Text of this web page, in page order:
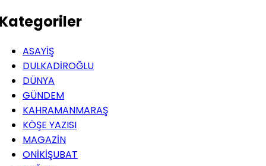
ASAYİŞ
DULKADİROĞLU
DÜNYA
GÜNDEM
KAHRAMANMARAŞ
KÖŞE YAZISI
MAGAZİN
ONİKİŞUBAT